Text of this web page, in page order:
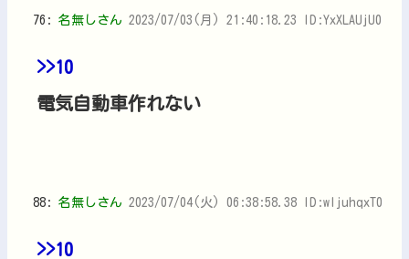
76: 名無しさん 2023/07/03(月) 21:40:18.23 ID:YxXLAUjU0
>>10
電気自動車作れない
88: 名無しさん 2023/07/04(火) 06:38:58.38 ID:wIjuhqxT0
>>10